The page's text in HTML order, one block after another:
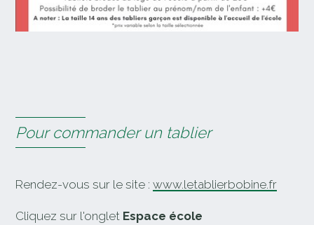
Pour commander un tablier
Rendez-vous sur le site :www.letablierbobine.fr
Cliquez sur l'onglet Espace école